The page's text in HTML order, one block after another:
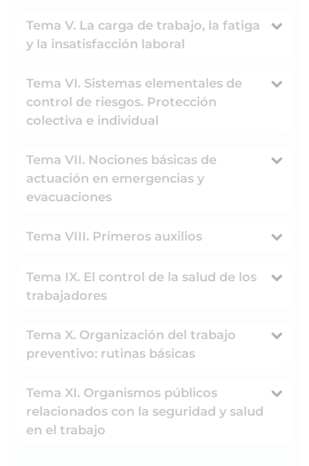
Tema V. La carga de trabajo, la fatiga
y la insatisfacción laboral
Tema VI. Sistemas elementales de
control de riesgos. Protección
colectiva e individual
Tema VII. Nociones básicas de
actuación en emergencias y
evacuaciones
Tema VIII. Primeros auxilios
Tema IX. El control de la salud de los
trabajadores
Tema X. Organización del trabajo
preventivo: rutinas básicas
Tema XI. Organismos públicos
relacionados con la seguridad y salud
en el trabajo